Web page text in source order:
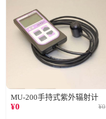
MU-200手持式紫外辐射计
¥0 ¥0